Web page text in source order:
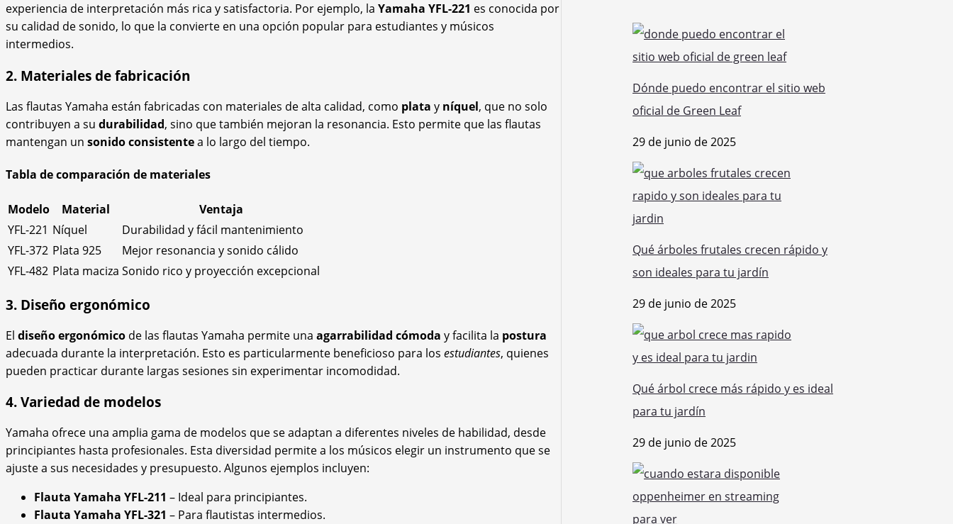
experiencia de interpretación más rica y satisfactoria. Por ejemplo, la Yamaha YFL-221 es conocida por
su calidad de sonido, lo que la convierte en una opción popular para estudiantes y músicos
intermedios.
2. Materiales de fabricación
Las flautas Yamaha están fabricadas con materiales de alta calidad, como plata y níquel, que no solo
contribuyen a su durabilidad, sino que también mejoran la resonancia. Esto permite que las flautas
mantengan un sonido consistentea lo largo del tiempo.
Tabla de comparación de materiales
Modelo Material
Ventaja
YFL-221 Níquel
Durabilidad y fácil mantenimiento
YFL-372 Plata 925
Mejor resonancia y sonido cálido
YFL-482 Plata maciza Sonido rico y proyección excepcional
3. Diseño ergonómico
El diseño ergonómico de las flautas Yamaha permite una agarrabilidad cómoda y facilita la postura
adecuada durante la interpretación. Esto es particularmente beneficioso para los estudiantes, quienes
pueden practicar durante largas sesiones sin experimentar incomodidad.
4. Variedad de modelos
Yamaha ofrece una amplia gama de modelos que se adaptan a diferentes niveles de habilidad, desde
principiantes hasta profesionales. Esta diversidad permite a los músicos elegir un instrumento que se
ajuste a sus necesidades y presupuesto. Algunos ejemplos incluyen:
Flauta Yamaha YFL-211 – Ideal para principiantes.
Flauta Yamaha YFL-321 – Para flautistas intermedios.
Dónde puedo encontrar el sitio web
oficial de Green Leaf
29 de junio de 2025
Qué árboles frutales crecen rápido y
son ideales para tu jardín
29 de junio de 2025
Qué árbol crece más rápido y es ideal
para tu jardín
29 de junio de 2025